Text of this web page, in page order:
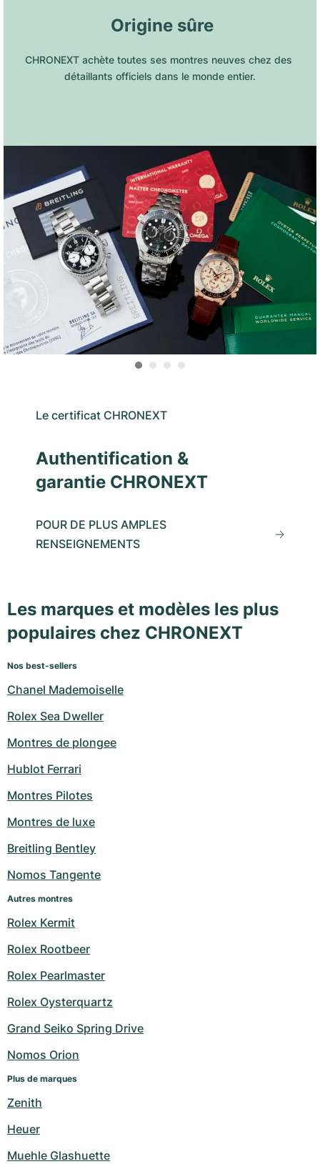
Origine sûre
CHRONEXT achète toutes ses montres neuves chez des
détaillants officiels dans le monde entier.
Le certificat CHRONEXT
Authentification &
garantie CHRONEXT
POUR DE PLUS AMPLES
RENSEIGNEMENTS
Les marques et modèles les plus
populaires chez CHRONEXT
Nos best-sellers
Chanel Mademoiselle
Rolex Sea Dweller
Montres de plongee
Hublot Ferrari
Montres Pilotes
Montres de luxe
Breitling Bentley
Nomos Tangente
Autres montres
Rolex Kermit
Rolex Rootbeer
Rolex Pearlmaster
Rolex Oysterquartz
Grand Seiko Spring Drive
Nomos Orion
Plus de marques
Zenith
Heuer
Muehle Glashuette